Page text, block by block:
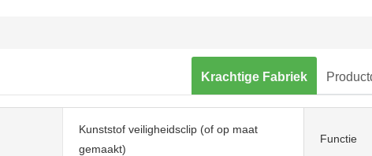
Krachtige Fabriek
Kunststof veiligheidsclip (of op maat
gemaakt)
Functie